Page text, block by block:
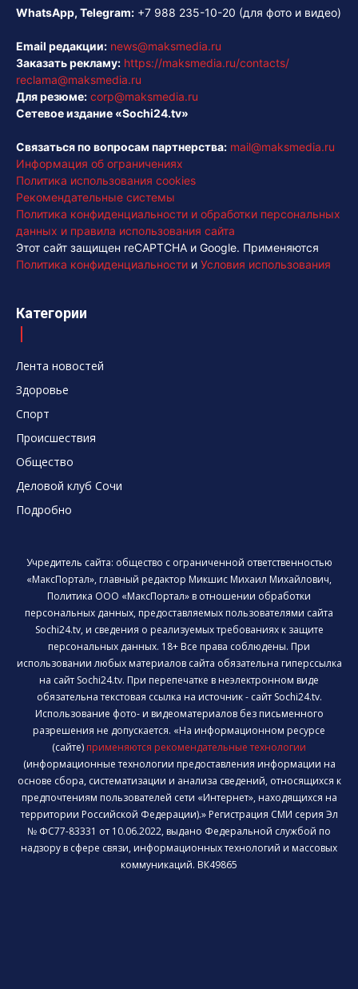
WhatsApp, Telegram: +7 988 235-10-20 (для фото и видео)
Email редакции: news@maksmedia.ru
Заказать рекламу: https://maksmedia.ru/contacts/
reclama@maksmedia.ru
Для резюме: corp@maksmedia.ru
Сетевое издание «Sochi24.tv»
Связаться по вопросам партнерства: mail@maksmedia.ru
Информация об ограничениях
Политика использования cookies
Рекомендательные системы
Политика конфиденциальности и обработки персональных
данных и правила использования сайта
Этот сайт защищен reCAPTCHA и Google. Применяются
Политика конфиденциальности и Условия использования
Категории
Лента новостей
Здоровье
Спорт
Происшествия
Общество
Деловой клуб Сочи
Подробно
Учредитель сайта: общество с ограниченной ответственностью
«МаксПортал», главный редактор Микшис Михаил Михайлович,
Политика ООО «МаксПортал» в отношении обработки
персональных данных, предоставляемых пользователями сайта
Sochi24.tv, и сведения о реализуемых требованиях к защите
персональных данных. 18+ Все права соблюдены. При
использовании любых материалов сайта обязательна гиперссылка
на сайт Sochi24.tv. При перепечатке в неэлектронном виде
обязательна текстовая ссылка на источник - сайт Sochi24.tv.
Использование фото- и видеоматериалов без письменного
разрешения не допускается. «На информационном ресурсе
(сайте) применяются рекомендательные технологии
(информационные технологии предоставления информации на
основе сбора, систематизации и анализа сведений, относящихся к
предпочтениям пользователей сети «Интернет», находящихся на
территории Российской Федерации).» Регистрация СМИ серия Эл
№ ФС77-83331 от 10.06.2022, выдано Федеральной службой по
надзору в сфере связи, информационных технологий и массовых
коммуникаций. ВК49865